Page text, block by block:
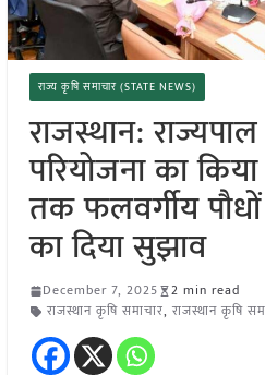
राज्य कृषि समाचार (STATE NEWS)
राजस्थान:
परियोजना का
तक फलवर्गीय
का दिया सुझाव
December 7, 2025
2 min read
राजस्थान कृषि समाचार, राजस्थान कृषि